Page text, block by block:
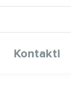
Kontakti